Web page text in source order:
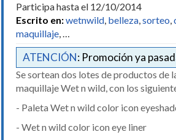
Participa hasta el 12/10/2014
Escrito en:wetnwild, belleza,sorteo,
maquillaje, …
ATENCIÓN: Promoción ya
Se sortean dos lotes de productos de
maquillaje Wet n wild, con los
- Paleta Wet n wild color icon
- Wet n wild color icon eye liner